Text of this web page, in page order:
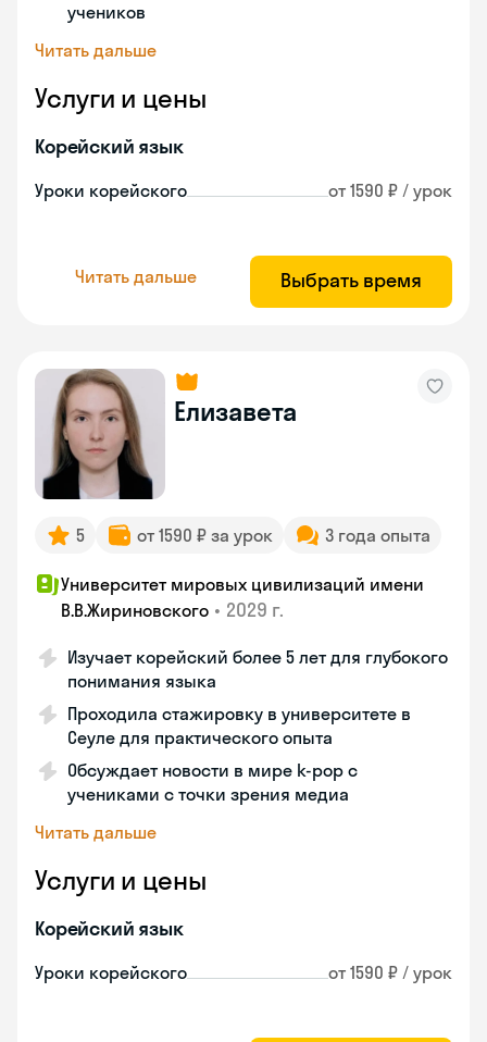
учеников
Читать дальше
Услуги и цены
Корейский язык
Уроки корейского от 1590 ₽ / урок
Читать дальше Выбрать время
Елизавета
5 от 1590 ₽ за урок 3 года опыта
Университет мировых цивилизаций имени
В.В.Жириновского • 2029 г.
Изучает корейский более 5 лет для глубокого
понимания языка
Проходила стажировку в университете в
Сеуле для практического опыта
Обсуждает новости в мире k-pop с
учениками с точки зрения медиа
Читать дальше
Услуги и цены
Корейский язык
Уроки корейского от 1590 ₽ / урок